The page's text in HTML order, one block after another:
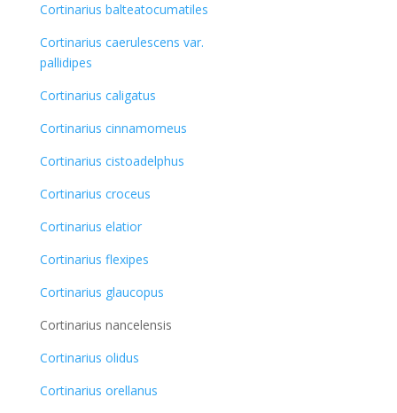
Cortinarius balteatocumatiles
Cortinarius caerulescens var.
pallidipes
Cortinarius caligatus
Cortinarius cinnamomeus
Cortinarius cistoadelphus
Cortinarius croceus
Cortinarius elatior
Cortinarius flexipes
Cortinarius glaucopus
Cortinarius nancelensis
Cortinarius olidus
Cortinarius orellanus